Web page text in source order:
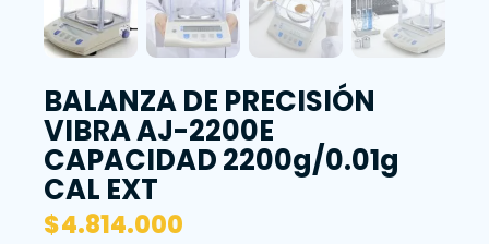
BALANZA DE PRECISIÓN
VIBRA AJ-2200E
CAPACIDAD 2200g/0.01g
CAL EXT
$4.814.000